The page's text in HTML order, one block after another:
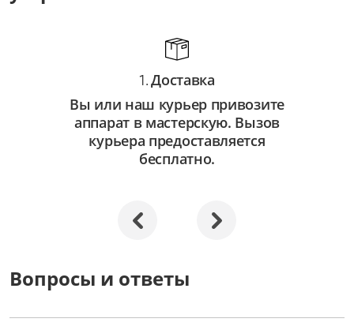
от 750 ₽
Ремонт автофокуса
от 2 250 ₽
Замена объектива
Ремонт затвора
1.Доставка
Вы или наш курьер привозите
аппарат в мастерскую. Вызов
курьера предоставляется
бесплатно.
Вопросы и ответы